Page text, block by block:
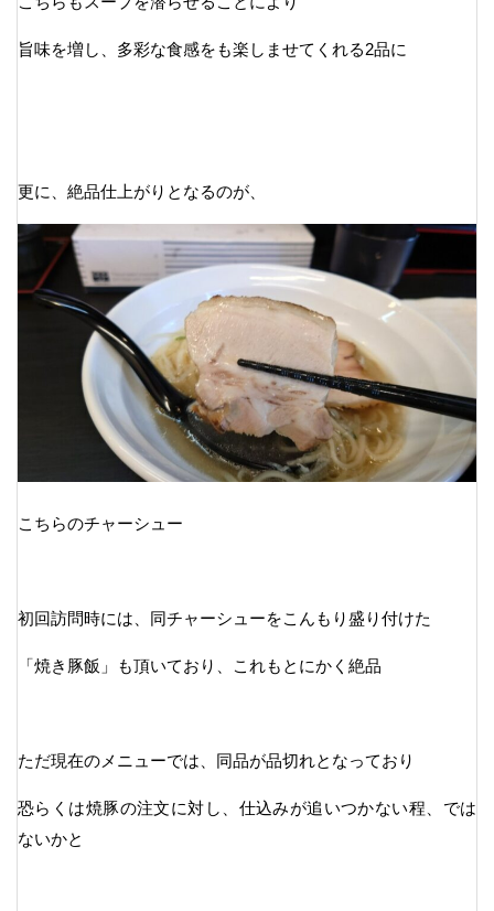
旨味を増し、多彩な食感をも楽しませてくれる2品に
更に、絶品仕上がりとなるのが、
こちらのチャーシュー
初回訪問時には、同チャーシューをこんもり盛り付けた
「焼き豚飯」も頂いており、これもとにかく絶品
ただ現在のメニューでは、同品が品切れとなっており
恐らくは焼豚の注文に対し、仕込みが追いつかない程、では
ないかと